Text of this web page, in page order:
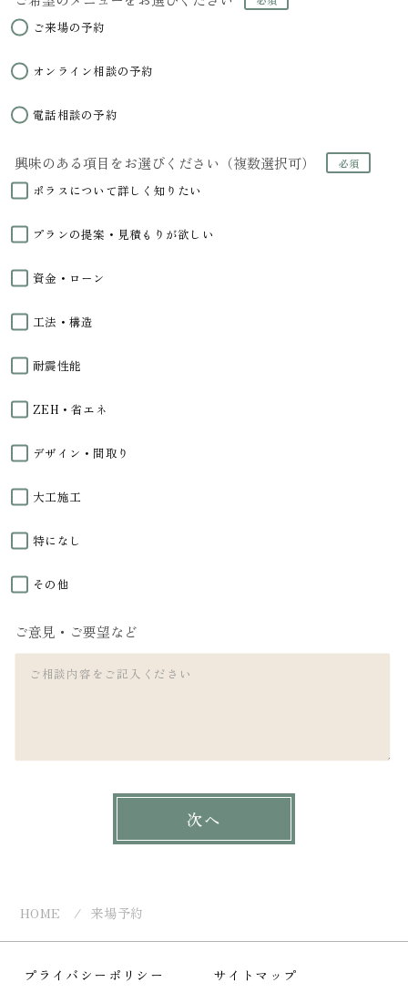
ご来場の予約
オンライン相談の予約
電話相談の予約
興味のある項目をお選びください（複数選択可）
ポラスについて詳しく知りたい
プランの提案・見積もりが欲しい
資金・ローン
工法・構造
耐震性能
ZEH・省エネ
デザイン・間取り
大工施工
特になし
その他
ご意見・ご要望など
HOME 来場予約
プライバシーポリシー サイトマップ